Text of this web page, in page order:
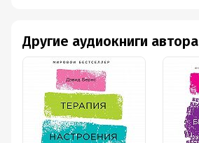
Другие аудиокниги автора